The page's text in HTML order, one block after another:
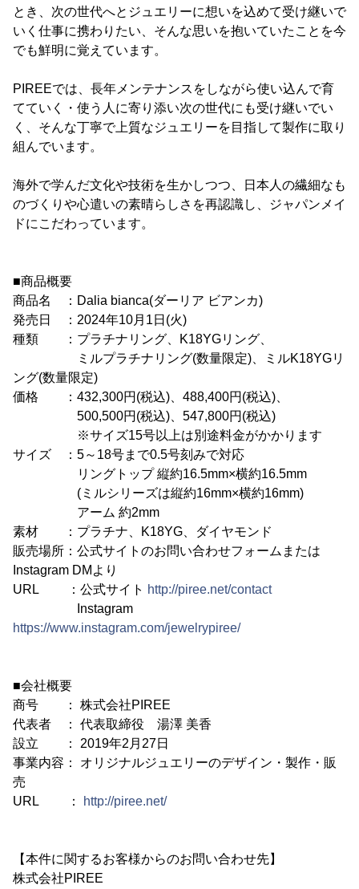
とき、次の世代へとジュエリーに想いを込めて受け継いで
いく仕事に携わりたい、そんな思いを抱いていたことを今
でも鮮明に覚えています。
PIREEでは、長年メンテナンスをしながら使い込んで育
てていく・使う人に寄り添い次の世代にも受け継いでい
く、そんな丁寧で上質なジュエリーを目指して製作に取り
組んでいます。
海外で学んだ文化や技術を生かしつつ、日本人の繊細なも
のづくりや心遣いの素晴らしさを再認識し、ジャパンメイ
ドにこだわっています。
■商品概要
商品名 ：Dalia bianca(ダーリア ビアンカ)
発売日 ：2024年10月1日(火)
種類 ：プラチナリング、K18YGリング、
ミルプラチナリング(数量限定)、ミルK18YGリ
ング(数量限定)
価格 ：432,300円(税込)、488,400円(税込)、
500,500円(税込)、547,800円(税込)
※サイズ15号以上は別途料金がかかります
サイズ ：5～18号まで0.5号刻みで対応
リングトップ 縦約16.5mm×横約16.5mm
(ミルシリーズは縦約16mm×横約16mm)
アーム 約2mm
素材 ：プラチナ、K18YG、ダイヤモンド
販売場所：公式サイトのお問い合わせフォームまたは
Instagram DMより
URL ：公式サイト http://piree.net/contact
Instagram
https://www.instagram.com/jewelrypiree/
■会社概要
商号 ： 株式会社PIREE
代表者 ： 代表取締役 湯澤 美香
設立 ： 2019年2月27日
事業内容： オリジナルジュエリーのデザイン・製作・販
売
URL ：
http://piree.net/
【本件に関するお客様からのお問い合わせ先】
株式会社PIREE